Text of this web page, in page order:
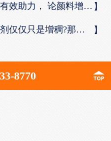
竞争颜料市场的有效助力， 论颜料增稠剂是如何炼成的 】
你以为底漆增稠剂仅仅只是增稠?那你真是大错特错了 】
8770